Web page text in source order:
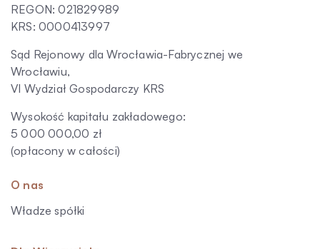
REGON: 021829989
KRS: 0000413997
Sąd Rejonowy dla Wrocławia-Fabrycznej we
Wrocławiu,
VI Wydział Gospodarczy KRS
Wysokość kapitału zakładowego:
5 000 000,00 zł
(opłacony w całości)
O nas
Władze spółki